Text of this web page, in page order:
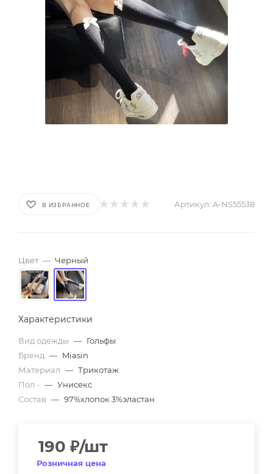
В ИЗБРАННОЕ Артикул: A-NS55538
Цвет — Черный
Характеристики
Вид одежды — Гольфы
Бренд — Miasin
Материал — Трикотаж
Пол - — Унисекс
Состав — 97%хлопок 3%эластан
190 ₽/шт
Розничная цена